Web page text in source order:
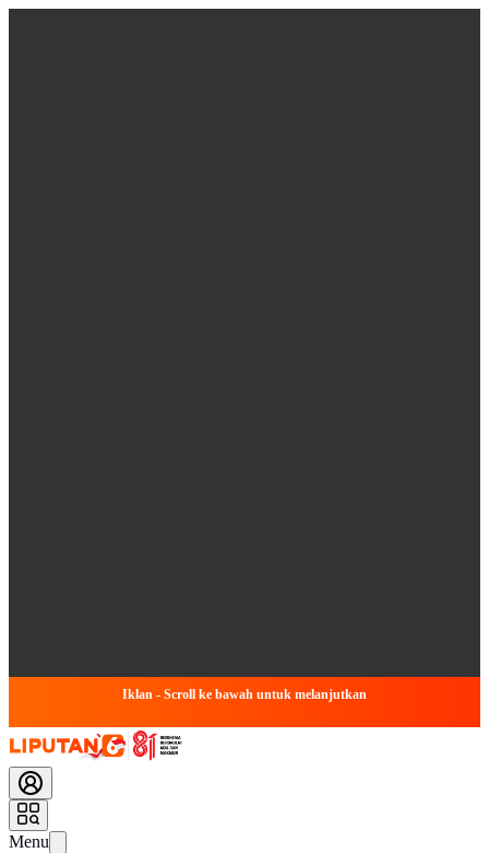
Iklan - Scroll ke bawah untuk melanjutkan
Menu